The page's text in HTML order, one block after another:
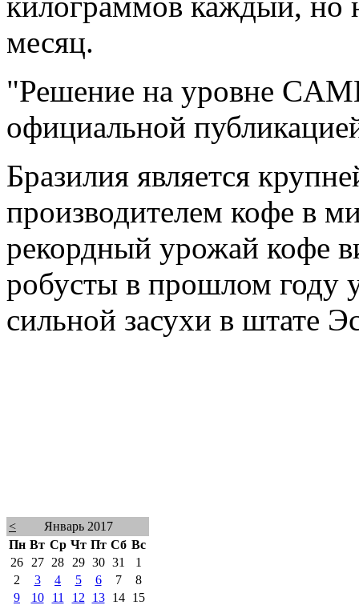
месяц.
"Решение на уровне
официальной
Бразилия является
производителем кофе в
рекордный урожай кофе
робусты в прошлом году
сильной засухи в штате
<
Январь 2017
Пн Вт Ср Чт Пт Сб Вс
26
27 28 29 30 31
1
2
3 4 5 6 7
8
9
10 11 12 13 14
15